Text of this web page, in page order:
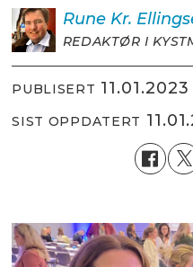
Rune Kr.
REDAKTØR I
PUBLISERT
SIST OPPDATERT